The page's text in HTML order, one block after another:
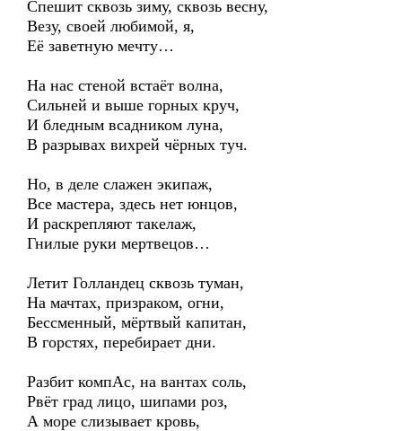
Спешит сквозь зиму, сквозь весну,
Везу, своей любимой, я,
Её заветную мечту…
На нас стеной встаёт волна,
Сильней и выше горных круч,
И бледным всадником луна,
В разрывах вихрей чёрных туч.
Но, в деле слажен экипаж,
Все мастера, здесь нет юнцов,
И раскрепляют такелаж,
Гнилые руки мертвецов…
Летит Голландец сквозь туман,
На мачтах, призраком, огни,
Бессменный, мёртвый капитан,
В горстях, перебирает дни.
Разбит компАс, на вантах соль,
Рвёт град лицо, шипами роз,
А море слизывает кровь,